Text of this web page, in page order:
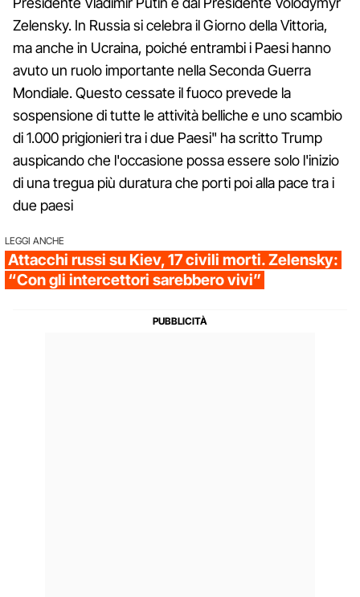
Zelensky. In Russia si celebra il Giorno della Vittoria,
ma anche in Ucraina, poiché entrambi i Paesi hanno
avuto un ruolo importante nella Seconda Guerra
Mondiale. Questo cessate il fuoco prevede la
sospensione di tutte le attività belliche e uno scambio
di 1.000 prigionieri tra i due Paesi" ha scritto Trump
auspicando che l'occasione possa essere solo l'inizio
di una tregua più duratura che porti poi alla pace tra i
due paesi
LEGGI ANCHE
Attacchi russi su Kiev, 17 civili morti. Zelensky:
“Con gli intercettori sarebbero vivi”